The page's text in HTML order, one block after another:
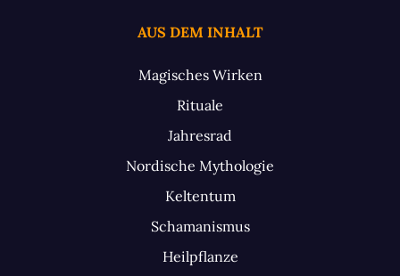
AUS DEM INHALT
Magisches Wirken
Rituale
Jahresrad
Nordische Mythologie
Keltentum
Schamanismus
Heilpflanze